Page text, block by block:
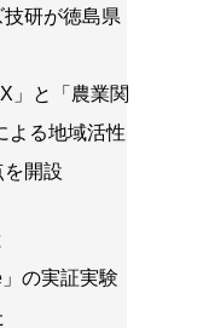
研が徳島県
」と「農業関
よる地域活性
開設
」の実証実験